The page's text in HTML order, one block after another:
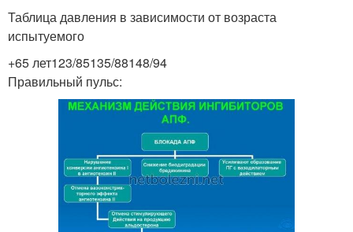
Таблица давления в зависимости от возраста
испытуемого
+65 лет123/85135/88148/94
Правильный пульс: